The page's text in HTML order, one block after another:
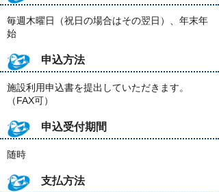
毎週木曜日（祝日の場合はその翌日）、年末年
始
申込方法
施設利用申込書を提出していただきます。
（FAX可）
申込受付期間
随時
支払方法